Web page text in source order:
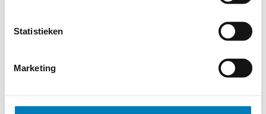
Statistieken
Marketing